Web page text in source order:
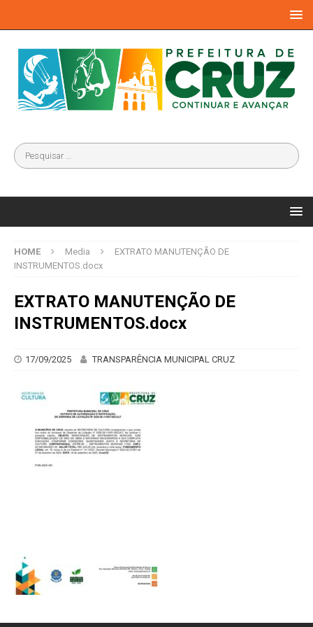
HOME Media
EXTRATO MANUTENÇÃO DE
INSTRUMENTOS.docx
EXTRATO MANUTENÇÃO DE
INSTRUMENTOS.docx
17/09/2025 TRANSPARÊNCIA MUNICIPAL CRUZ